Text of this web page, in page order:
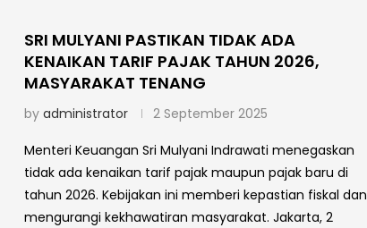
SRI MULYANI PASTIKAN TIDAK ADA
KENAIKAN TARIF PAJAK TAHUN 2026,
MASYARAKAT TENANG
by administrator 2 September 2025
Menteri Keuangan Sri Mulyani Indrawati menegaskan
tidak ada kenaikan tarif pajak maupun pajak baru di
tahun 2026. Kebijakan ini memberi kepastian fiskal dan
mengurangi kekhawatiran masyarakat. Jakarta, 2